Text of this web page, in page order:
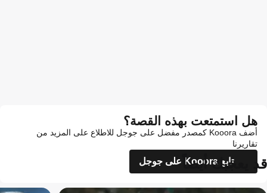
هل استمتعت بهذه القصة؟
أضف Kooora كمصدر مفضل على جوجل للاطلاع على المزيد من
تقاريرنا
تابع Kooora على جوجل
قد يعجبك أيضاً